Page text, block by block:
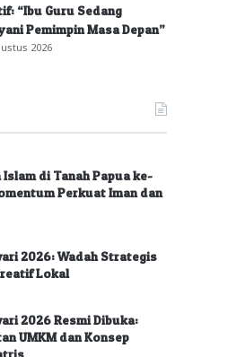
“Ibu Guru Sedang
Pemimpin Masa Depan”
2026
di Tanah Papua ke-
Perkuat Iman dan
2026: Wadah Strategis
Lokal
2026 Resmi Dibuka:
UMKM dan Konsep